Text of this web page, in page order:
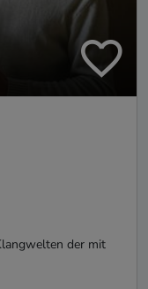
der mit